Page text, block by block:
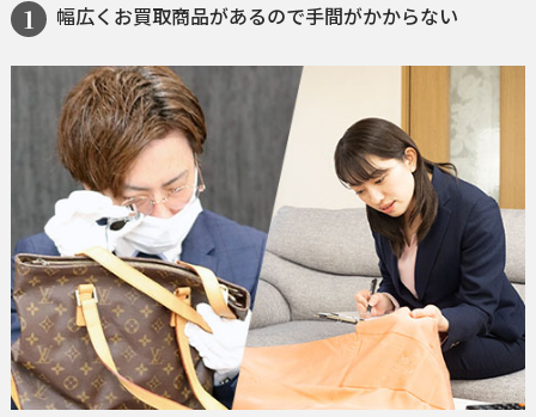
幅広くお買取商品があるので手間がかからない